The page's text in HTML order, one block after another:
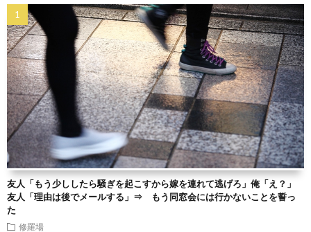
友人「もう少ししたら騒ぎを起こすから嫁を連れて逃げろ」俺「え？」
友人「理由は後でメールする」⇒ もう同窓会には行かないことを誓っ
た
修羅場